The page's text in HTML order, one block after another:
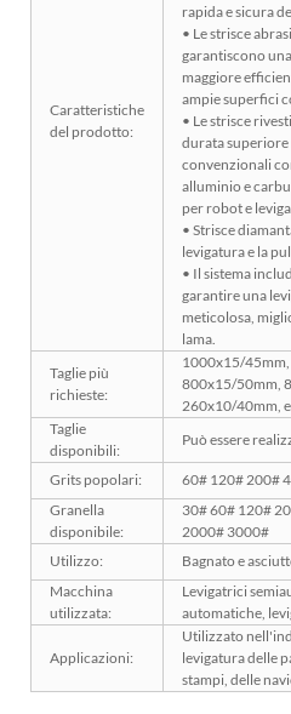
Caratteristiche
del prodotto:
rapida e sicura
• Le strisce
garantiscono
maggiore
ampie superfici
• Le strisce
durata
convenzionali
alluminio e
per robot e
• Strisce
levigatura e la
• Il sistema
garantire una
meticolosa,
lama.
Taglie più
richieste:
1000x15/
800x15/50mm,
260x10/40mm,
Taglie
disponibili:
Può essere
Grits popolari:
60# 120# 200#
Granella
disponibile:
30# 60# 120#
2000# 3000#
Utilizzo:
Bagnato e
Macchina
utilizzata:
Levigatrici
automatiche,
Applicazioni:
Utilizzato
levigatura delle
stampi, delle